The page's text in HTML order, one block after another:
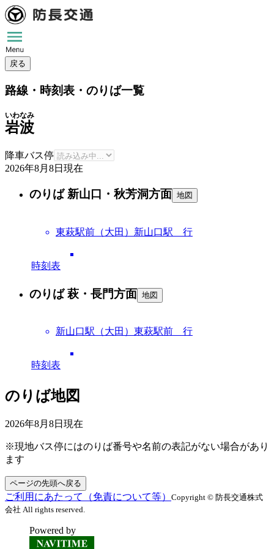
戻る
路線・時刻表・のりば一覧
岩波
いわなみ
降車バス停
2026年8月8日 現在
のりば 新山口・秋芳洞方面 地図
東萩駅前（大田）新山口駅 行
時刻表
のりば 萩・長門方面 地図
新山口駅（大田）東萩駅前 行
時刻表
のりば地図
2026年8月8日 現在
※現地バス停にはのりば番号や名前の表記がない場合があり
ます
ページの先頭へ戻る
ご利用にあたって（免責について等） Copyright © 防長交通株式
会社 All rights reserved.
Powered by